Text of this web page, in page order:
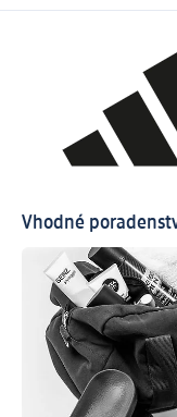
Vhodné